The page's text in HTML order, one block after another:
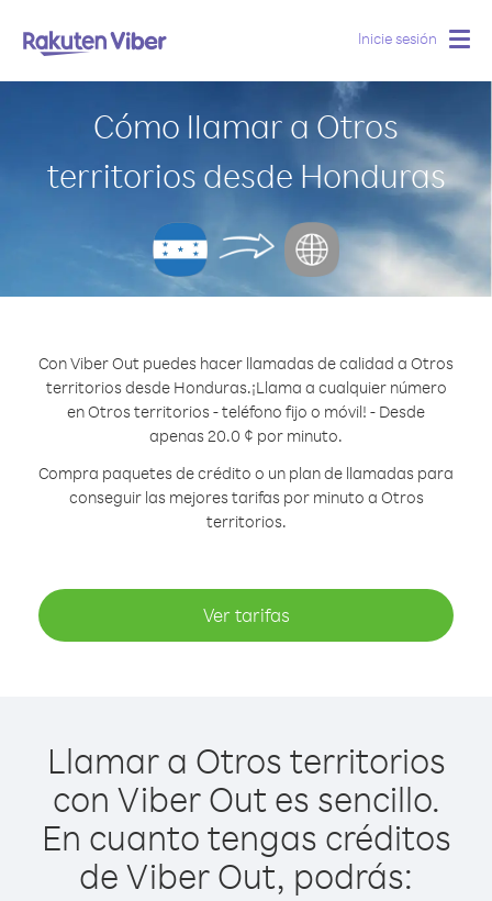
Inicie sesión
Cómo llamar a Otros
territorios desde Honduras
Con Viber Out puedes hacer llamadas de calidad a Otros
territorios desde Honduras.¡Llama a cualquier número
en Otros territorios - teléfono fijo o móvil! - Desde
apenas 20.0 ¢ por minuto.
Compra paquetes de crédito o un plan de llamadas para
conseguir las mejores tarifas por minuto a Otros
territorios.
Ver tarifas
Llamar a Otros territorios
con Viber Out es sencillo.
En cuanto tengas créditos
de Viber Out, podrás: